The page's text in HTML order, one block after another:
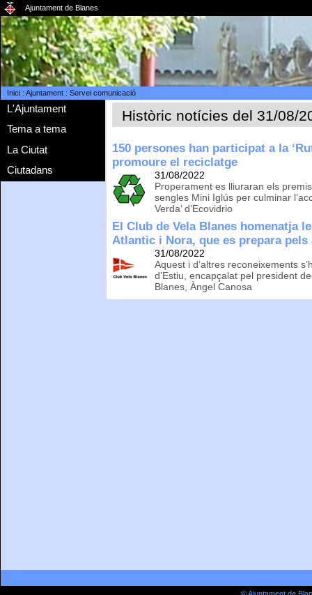
Ajuntament de Blanes
Inici: Ajuntament: Servei comunicació
L'Ajuntament
Tema a tema
La Ciutat
Ciutadans
Històric notícies del 31/08/
150 persones han participat a la
promoure el reciclatge
31/08/2022
Properament es lliuraran els
sengles Mini Iglús per culminar
Verda’ d’Ecovidrio
El Club de Vela Blanes homenatja
Atlantic i Nora, que es prepara pels
31/08/2022
Aquest i d’altres reconeixements
d’Estiu, encapçalat pel president
Blanes, Àngel Canosa